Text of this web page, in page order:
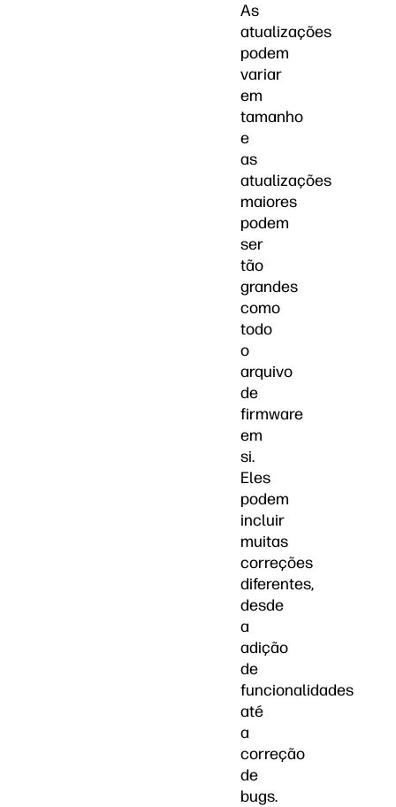
As
atualizações
podem
variar
em
tamanho
e
as
atualizações
maiores
podem
ser
tão
grandes
como
todo
o
arquivo
de
firmware
em
si.
Eles
podem
incluir
muitas
correções
diferentes,
desde
a
adição
de
funcionalidades
até
a
correção
de
bugs.